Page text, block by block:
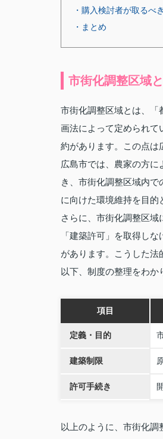
・購入検討者が取るべ
・まとめ
市街化調整区域
市街化調整区域とは、「
画法によって定められて
約があります。この点は
広島市では、農家の方
き、市街化調整区域内
に向けた環境維持を目的
さらに、市街化調整区
「建築許可」を取得し
があります。こうした法
以下、制度の整理をわか
項目
定義・目的
建築制限
許可手続き
以上のように、市街化